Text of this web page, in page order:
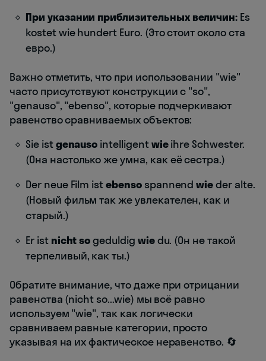
При указании приблизительных величин: Es
kostet wie hundert Euro. (Это стоит около ста
евро.)
Важно отметить, что при использовании "wie"
часто присутствуют конструкции с "so",
"genauso", "ebenso", которые подчеркивают
равенство сравниваемых объектов:
Sie istgenauso intelligentwieihre Schwester.
(Она настолько же умна, как её сестра.)
Der neue Film istebensospannendwieder alte.
(Новый фильм так же увлекателен, как и
старый.)
Er ist nicht sogeduldig wiedu. (Он не такой
терпеливый, как ты.)
Обратите внимание, что даже при отрицании
равенства (nicht so...wie) мы всё равно
используем "wie", так как логически
сравниваем равные категории, просто
указывая на их фактическое неравенство. 🔄